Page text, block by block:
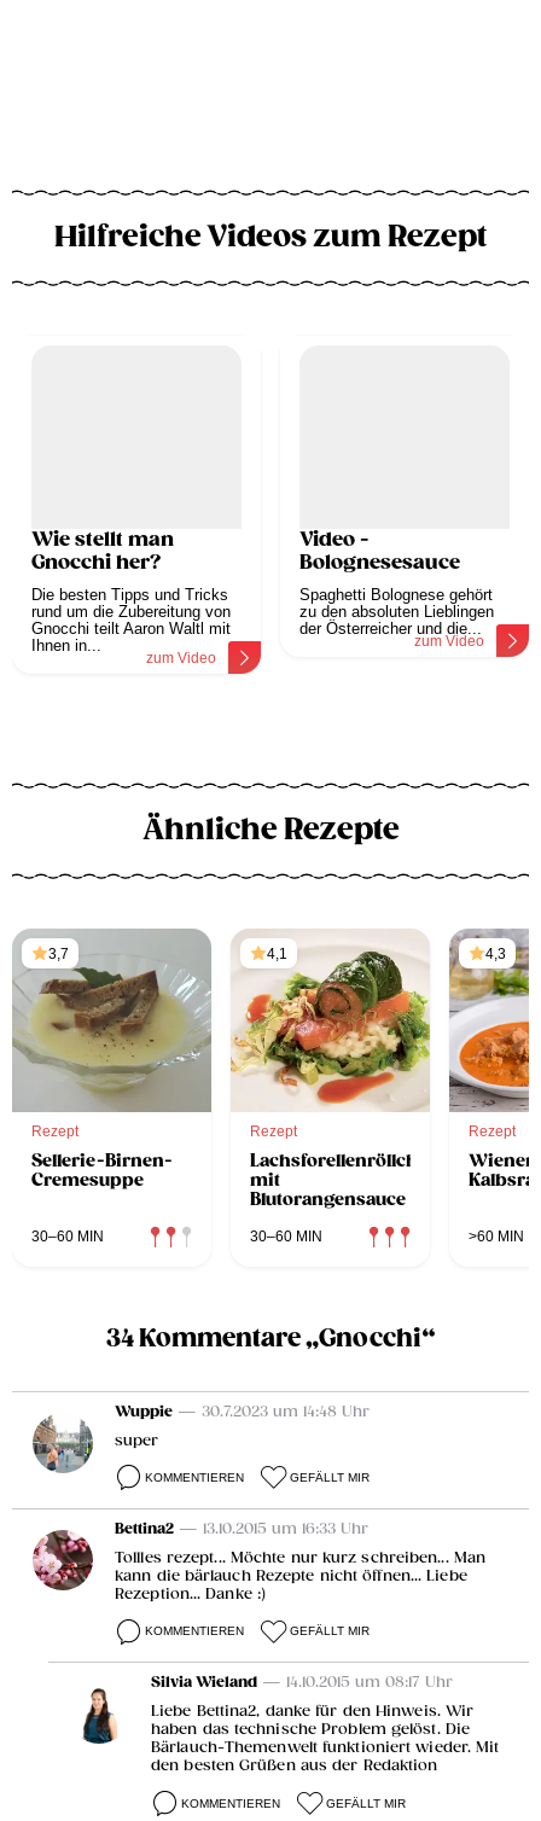
Hilfreiche Videos zum Rezept
Wie stellt man
Gnocchi her?
Die besten Tipps und Tricks
rund um die Zubereitung von
Gnocchi teilt Aaron Waltl mit
Ihnen in...
zum Video
Video -
Bolognesesauce
Spaghetti Bolognese gehört
zu den absoluten Lieblingen
der Österreicher und die...
zum Video
Ähnliche Rezepte
3,7
Rezept
Sellerie-Birnen-
Cremesuppe
30–60 MIN
4,1
Rezept
Lachsforellenröllchen
mit
Blutorangensauce
30–60 MIN
4,3
Rezept
Wiener
>60 MIN
34 Kommentare „Gnocchi“
Wuppie — 30.7.2023 um 14:48 Uhr
super
KOMMENTIEREN GEFÄLLT MIR
Bettina2 — 13.10.2015 um 16:33 Uhr
Tollles rezept... Möchte nur kurz schreiben... Man
kann die bärlauch Rezepte nicht öffnen... Liebe
Rezeption... Danke :)
KOMMENTIEREN GEFÄLLT MIR
Silvia Wieland — 14.10.2015 um 08:17 Uhr
Liebe Bettina2, danke für den Hinweis. Wir
haben das technische Problem gelöst. Die
Bärlauch-Themenwelt funktioniert wieder. Mit
den besten Grüßen aus der Redaktion
KOMMENTIEREN GEFÄLLT MIR